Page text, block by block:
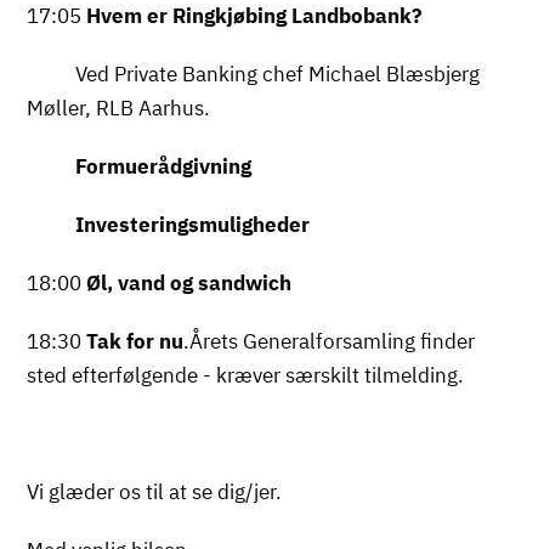
17:05 Hvem er Ringkjøbing Landbobank?
Ved Private Banking chef Michael Blæsbjerg
Møller, RLB Aarhus.
Formuerådgivning
Investeringsmuligheder
18:00Øl, vand og sandwich
18:30Tak for nu.Årets Generalforsamling finder
sted efterfølgende - kræver særskilt tilmelding.
Vi glæder os til at se dig/jer.